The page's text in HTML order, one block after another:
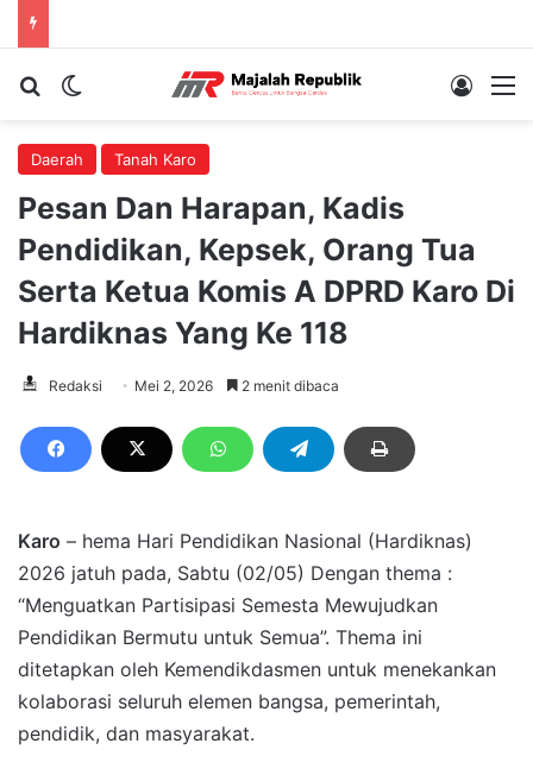
Cari berita...Switch skin Log In
Daerah Tanah Karo
Pesan Dan Harapan, Kadis
Pendidikan, Kepsek, Orang Tua
Serta Ketua Komis A DPRD Karo Di
Hardiknas Yang Ke 118
Redaksi Mei 2, 2026 2 menit dibaca
Karo – hema Hari Pendidikan Nasional (Hardiknas)
2026 jatuh pada, Sabtu (02/05) Dengan thema :
“Menguatkan Partisipasi Semesta Mewujudkan
Pendidikan Bermutu untuk Semua”. Thema ini
ditetapkan oleh Kemendikdasmen untuk menekankan
kolaborasi seluruh elemen bangsa, pemerintah,
pendidik, dan masyarakat.